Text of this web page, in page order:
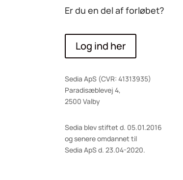
Er du en del af forløbet?
Log ind her
Sedia ApS (CVR: 41313935)
Paradisæblevej 4,
2500 Valby
Sedia blev stiftet d. 05.01.2016
og senere omdannet til
Sedia ApS d. 23.04-2020.